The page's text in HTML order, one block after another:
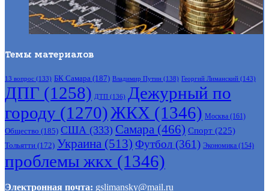
13 вопрос(133) БК Самара Владимир Путин Георгий Лиманский
ДПГ(1258) ДТП (136) Дежурный по
городу(1270)ЖКХ(1346) Москва (161)
Общество (185) США(333) Самара(466) Спорт
Тольятти(172) Украина(513)Футбол (361)
проблемы жкх(1346)